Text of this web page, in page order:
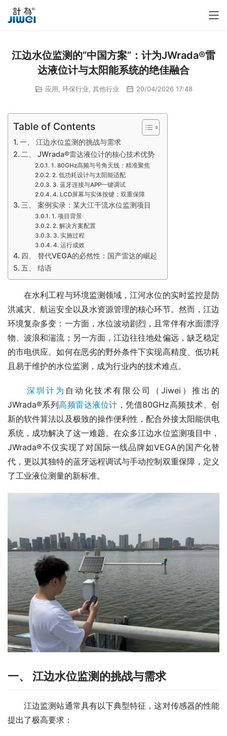
江边水位监测的“中国方案”：计为JWrada®雷
达液位计与太阳能系统的绝佳融合
应用 环保行业 其他行业 20/04/2026 17:48
Table of Contents
一、 江边水位监测的挑战与需求
二、 JWrada®雷达液位计的核心技术优势
1. 80GHz高频与号角天线：精准聚焦
2. 低功耗设计与太阳能适配
3. 蓝牙连接与APP一键调试
4. LCD屏幕与实体按键：双重保障
三、 案例实录：某大江干流水位监测项目
1. 项目背景
2. 解决方案配置
3. 实施过程
4. 运行成效
四、 替代VEGA的必然性：国产雷达的崛起
五、 结语
在水利工程与环境监测领域，江河水位的实时监控是防
洪减灾、航运安全以及水资源管理的核心环节。然而，江边
环境复杂多变：一方面，水位波动剧烈，且常伴有水面漂浮
物、波浪和湍流；另一方面，江边往往地处偏远，缺乏稳定
的市电供应。如何在恶劣的野外条件下实现高精度、低功耗
且易于维护的水位监测，成为行业内的技术难点。
深圳计为 自动化技术有限公司（Jiwei）推出的
JWrada®系列高频雷达液位计 ，凭借80GHz高频技术、创
新的软件算法以及极致的操作便利性，配合外接太阳能供电
系统，成功解决了这一难题。在众多江边水位监测项目中，
JWrada®不仅实现了对国际一线品牌如VEGA的国产化替
代，更以其独特的蓝牙远程调试与手动控制双重保障，定义
了工业液位测量的新标准。
一、 江边水位监测的挑战与需求
江边监测站通常具有以下典型特征，这对传感器的性能
提出了极高要求：